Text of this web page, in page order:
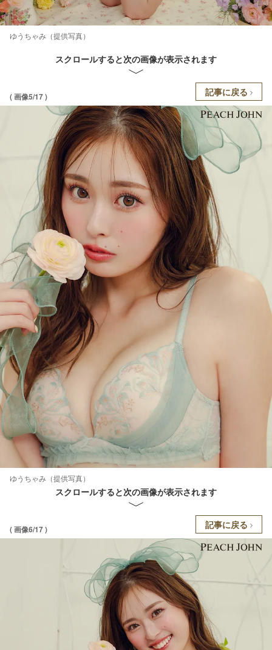
ゆうちゃみ（提供写真）
スクロールすると次の画像が表示されます
( 画像5/17 ) 記事に戻る
ゆうちゃみ（提供写真）
スクロールすると次の画像が表示されます
( 画像6/17 ) 記事に戻る